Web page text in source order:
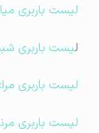
لیست باربری میانه
یست باربری شبستر
لیست باربری مراغه
لیست باربری مرند